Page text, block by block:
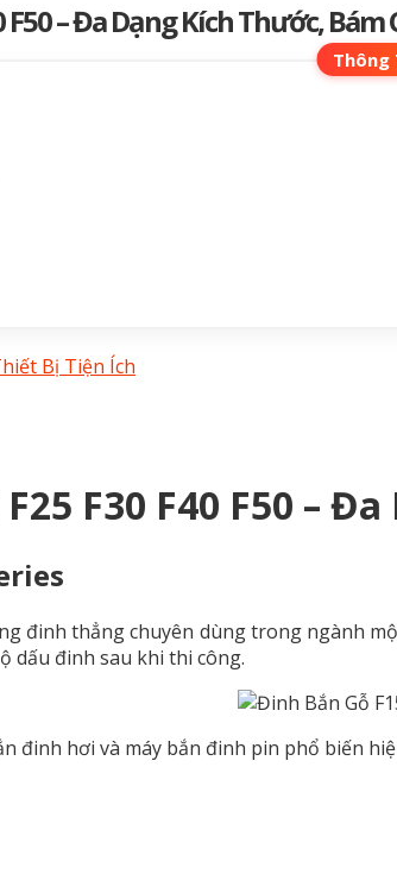
F50 – Đa Dạng Kích Thước,
Bị Tiện Ích
F30 F40 F50 –
đinh thẳng chuyên dùng trong ngành
dấu đinh sau khi thi công.
đinh hơi và máy bắn đinh pin phổ biến